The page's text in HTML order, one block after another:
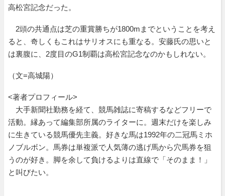
高松宮記念だった。
2頭の共通点は芝の重賞勝ちが1800mまでということを考え
ると、奇しくもこれはサリオスにも重なる。安藤氏の思いと
は裏腹に、2度目のG1制覇は高松宮記念なのかもしれない。
（文=高城陽）
<著者プロフィール>
大手新聞社勤務を経て、競馬雑誌に寄稿するなどフリーで
活動。縁あって編集部所属のライターに。週末だけを楽しみ
に生きている競馬優先主義。好きな馬は1992年の二冠馬ミホ
ノブルボン。馬券は単複派で人気薄の逃げ馬から穴馬券を狙
うのが好き。脚を余して負けるよりは直線で「そのまま！」
と叫びたい。